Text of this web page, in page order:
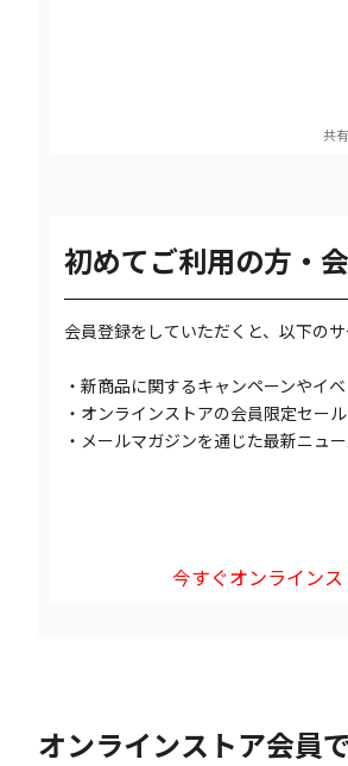
共
初めてご利用の方・
会員登録をしていただくと、以下の
・新商品に関するキャンペーンやイ
・オンラインストアの会員限定セー
・メールマガジンを通じた最新ニュ
今すぐオンライン
オンラインストア会員